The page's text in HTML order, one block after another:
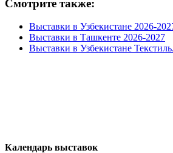
Смотрите также:
Выставки в Узбекистане 2026-
Выставки в Ташкенте 2026-2027
Выставки в Узбекистане
Календарь выставок